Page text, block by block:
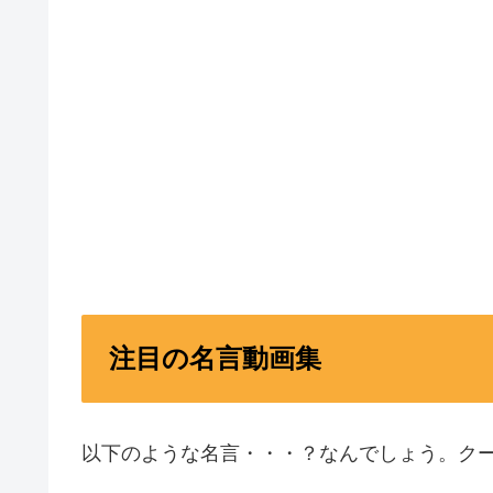
注目の名言動画集
以下のような名言・・・？なんでしょう。ク